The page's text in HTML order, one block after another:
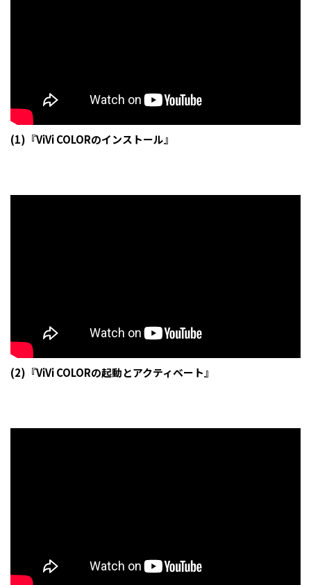
(1)『ViVi COLORのインストール』
(2)『ViVi COLORの起動とアクティベート』